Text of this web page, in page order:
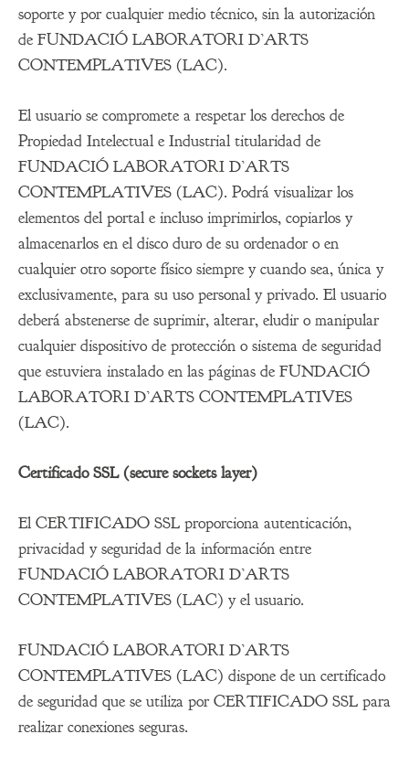
soporte y por cualquier medio técnico, sin la autorización
de FUNDACIÓ LABORATORI D’ARTS
CONTEMPLATIVES (LAC).
El usuario se compromete a respetar los derechos de
Propiedad Intelectual e Industrial titularidad de
FUNDACIÓ LABORATORI D’ARTS
CONTEMPLATIVES (LAC). Podrá visualizar los
elementos del portal e incluso imprimirlos, copiarlos y
almacenarlos en el disco duro de su ordenador o en
cualquier otro soporte físico siempre y cuando sea, única y
exclusivamente, para su uso personal y privado. El usuario
deberá abstenerse de suprimir, alterar, eludir o manipular
cualquier dispositivo de protección o sistema de seguridad
que estuviera instalado en las páginas de FUNDACIÓ
LABORATORI D’ARTS CONTEMPLATIVES
(LAC).
Certificado SSL (secure sockets layer)
El CERTIFICADO SSL proporciona autenticación,
privacidad y seguridad de la información entre
FUNDACIÓ LABORATORI D’ARTS
CONTEMPLATIVES (LAC) y el usuario.
FUNDACIÓ LABORATORI D’ARTS
CONTEMPLATIVES (LAC) dispone de un certificado
de seguridad que se utiliza por CERTIFICADO SSL para
realizar conexiones seguras.